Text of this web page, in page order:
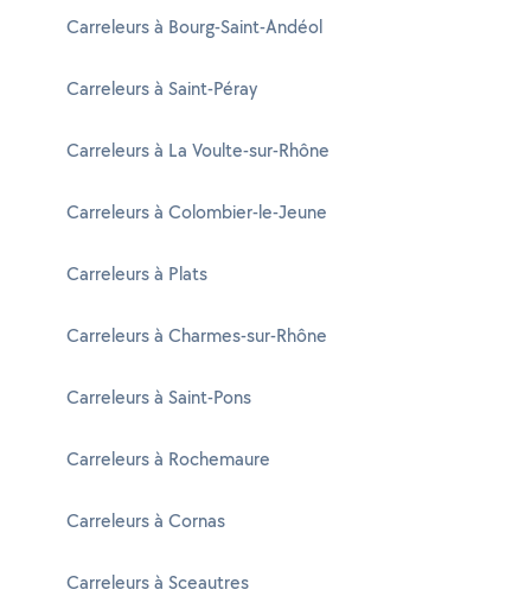
Carreleurs à Bourg-Saint-Andéol
Carreleurs à Saint-Péray
Carreleurs à La Voulte-sur-Rhône
Carreleurs à Colombier-le-Jeune
Carreleurs à Plats
Carreleurs à Charmes-sur-Rhône
Carreleurs à Saint-Pons
Carreleurs à Rochemaure
Carreleurs à Cornas
Carreleurs à Sceautres